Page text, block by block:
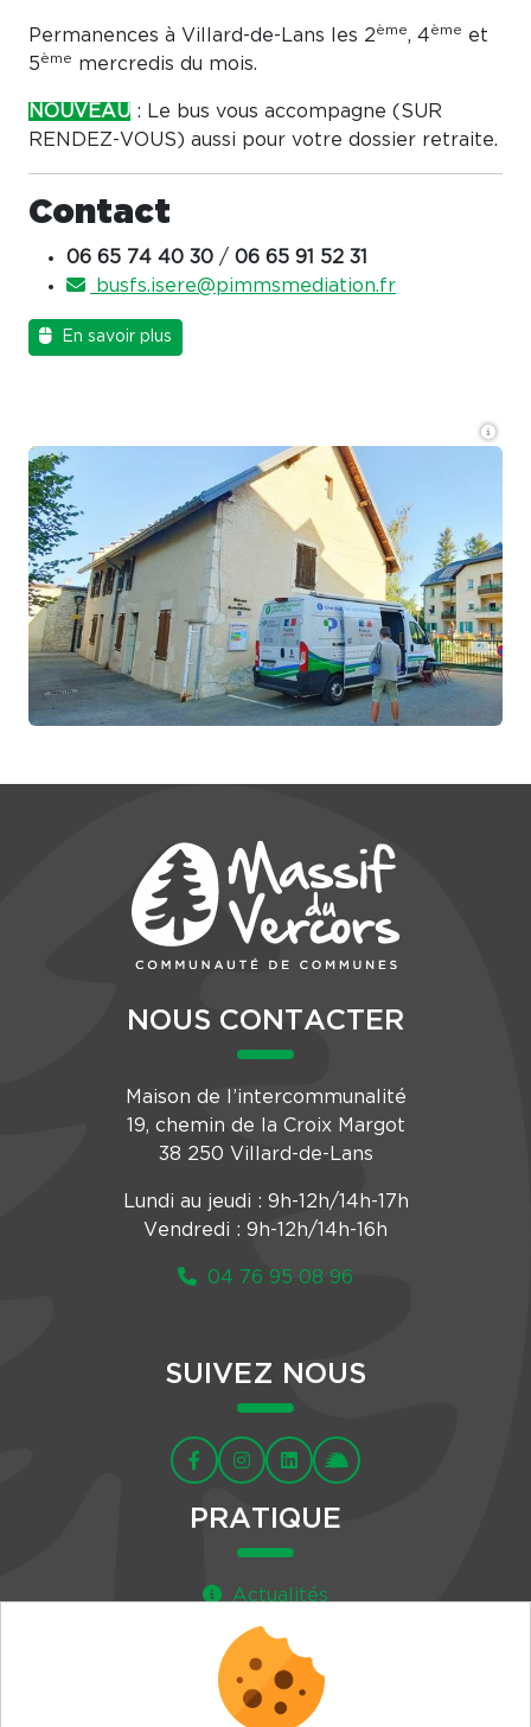
Permanences à Villard-de-Lans les 2ème, 4ème et
5ème mercredis du mois.
NOUVEAU : Le bus vous accompagne (SUR
RENDEZ-VOUS) aussi pour votre dossier retraite.
Contact
06 65 74 40 30 / 06 65 91 52 31
busfs.isere@pimmsmediation.fr
En savoir plus
NOUS CONTACTER
Maison de l’intercommunalité
19, chemin de la Croix Margot
38 250 Villard-de-Lans
Lundi au jeudi : 9h-12h/14h-17h
Vendredi : 9h-12h/14h-16h
04 76 95 08 96
SUIVEZ NOUS
PRATIQUE
Actualités
Agenda
Newsletter